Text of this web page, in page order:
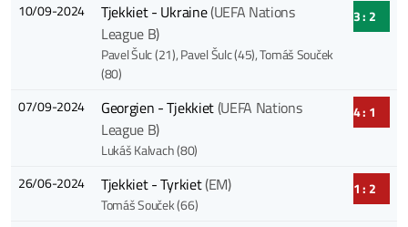
10/09-2024 Tjekkiet - Ukraine(UEFA Nations
League B)
Pavel Šulc (21), Pavel Šulc (45), Tomáš Souček
(80)
3 : 2
07/09-2024 Georgien - Tjekkiet(UEFA Nations
League B)
Lukáš Kalvach (80)
4 : 1
26/06-2024 Tjekkiet - Tyrkiet(EM)
Tomáš Souček (66)
1 : 2